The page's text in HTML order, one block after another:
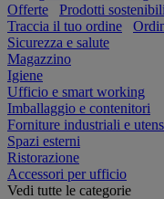
Offerte Prodotti sostenibili
Traccia il tuo ordine
Sicurezza e salute
Magazzino
Igiene
Ufficio e smart working
Imballaggio e contenitori
Forniture industriali e
Spazi esterni
Ristorazione
Accessori per ufficio
Vedi tutte le categorie